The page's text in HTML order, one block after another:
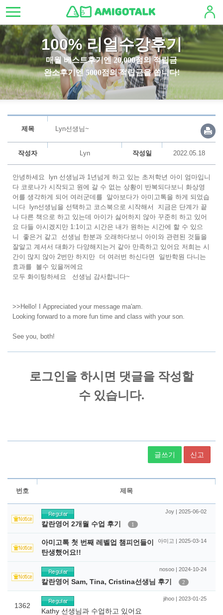
100% 리얼수강후기
매월 베스트후기엔 20,000점의 적립금
완소후기엔 5000점의 적립금을 쏩니다!
제목 Lyn선생님~
작성자 Lyn 작성일 2022.05.18
안녕하세요 lyn 선생님과 1년넘게 하고 있는 초저학년 아이 엄마입니
다 코로나가 시작되고 원에 갈 수 없는 상황이 반복되다보니 화상영
어를 생각하게 되어 여러군데를 알아보다가 아미고톡을 하게 되었습
니다 lyn선생님을 선택하고 코스북으로 시작해서 지금은 단계가 끝
나 다른 책으로 하고 있는데 아이가 싫어하지 않아 꾸준히 하고 있어
요 다들 아시겠지만 1:1이고 시간은 내가 원하는 시간에 할 수 있으
니 좋은거 같고 선생님 한분과 오래하다보니 아이와 관련된 것들을
잘알고 계셔서 대화가 다양해지는거 같아 만족하고 있어요 저희는 시
간이 많지 않아 2번만 하지만 더 여러번 하신다면 일반학원 다니는
효과를 볼수 있을꺼에요
모두 화이팅하세요 선생님 감사합니다~
>>Hello! I Appreciated your message ma'am.
Looking forward to a more fun time and class with your son.
See you, both!
글쓰기 신고